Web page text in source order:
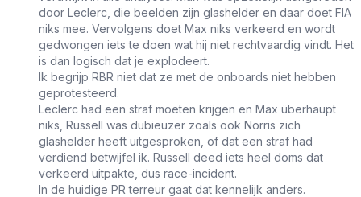
door Leclerc, die beelden zijn glashelder en daar doet FIA
niks mee. Vervolgens doet Max niks verkeerd en wordt
gedwongen iets te doen wat hij niet rechtvaardig vindt. Het
is dan logisch dat je explodeert.
Ik begrijp RBR niet dat ze met de onboards niet hebben
geprotesteerd.
Leclerc had een straf moeten krijgen en Max überhaupt
niks, Russell was dubieuzer zoals ook Norris zich
glashelder heeft uitgesproken, of dat een straf had
verdiend betwijfel ik. Russell deed iets heel doms dat
verkeerd uitpakte, dus race-incident.
In de huidige PR terreur gaat dat kennelijk anders.